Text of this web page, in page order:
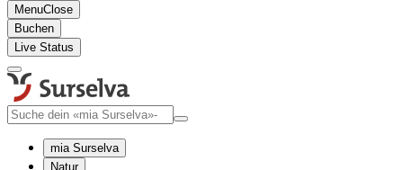
MenuClose
Buchen
Live Status
mia Surselva
Natur